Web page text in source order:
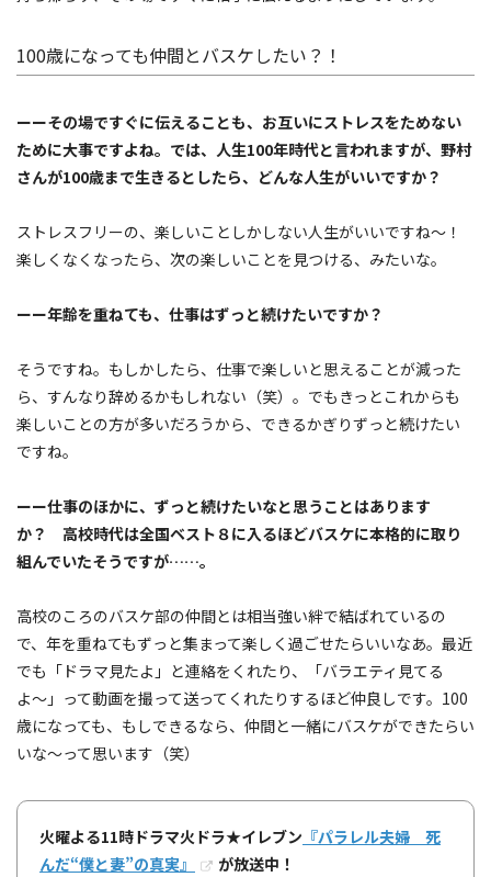
100歳になっても仲間とバスケしたい？！
ーーその場ですぐに伝えることも、お互いにストレスをためない
ために大事ですよね。では、人生100年時代と言われますが、野村
さんが100歳まで生きるとしたら、どんな人生がいいですか？
ストレスフリーの、楽しいことしかしない人生がいいですね〜！
楽しくなくなったら、次の楽しいことを見つける、みたいな。
ーー年齢を重ねても、仕事はずっと続けたいですか？
そうですね。もしかしたら、仕事で楽しいと思えることが減った
ら、すんなり辞めるかもしれない（笑）。でもきっとこれからも
楽しいことの方が多いだろうから、できるかぎりずっと続けたい
ですね。
ーー仕事のほかに、ずっと続けたいなと思うことはあります
か？ 高校時代は全国ベスト８に入るほどバスケに本格的に取り
組んでいたそうですが……。
高校のころのバスケ部の仲間とは相当強い絆で結ばれているの
で、年を重ねてもずっと集まって楽しく過ごせたらいいなあ。最近
でも「ドラマ見たよ」と連絡をくれたり、「バラエティ見てる
よ〜」って動画を撮って送ってくれたりするほど仲良しです。100
歳になっても、もしできるなら、仲間と一緒にバスケができたらい
いな〜って思います（笑）
火曜よる11時ドラマ火ドラ★イレブン 『パラレル夫婦 死
んだ“僕と妻”の真実』
が放送中！